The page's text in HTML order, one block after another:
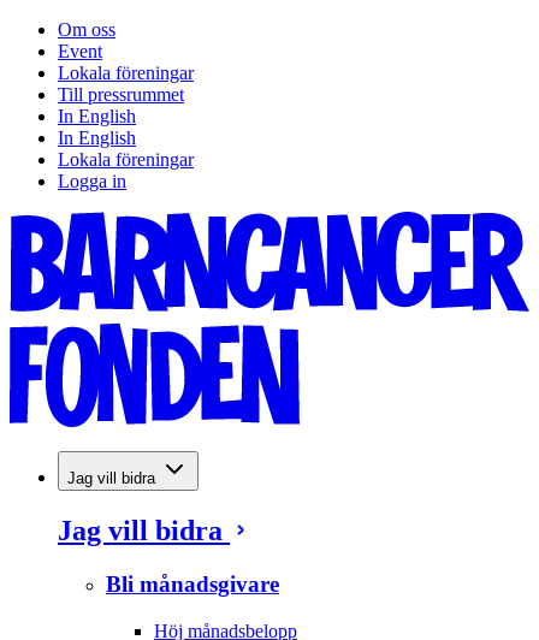
Om oss
Event
Lokala föreningar
Till pressrummet
In English
In English
Lokala föreningar
Logga in
Jag vill bidra
Jag vill bidra
Bli månadsgivare
Höj månadsbelopp